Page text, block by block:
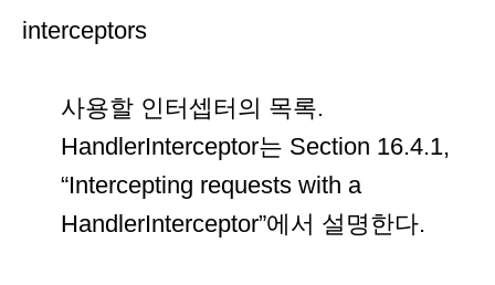
interceptors
사용할 인터셉터의 목록.
HandlerInterceptor는 Section 16.4.1,
“Intercepting requests with a
HandlerInterceptor”에서 설명한다.